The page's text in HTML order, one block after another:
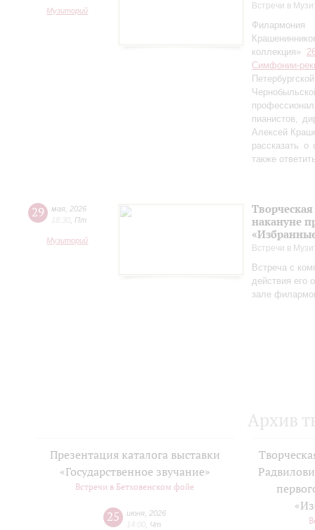
Музиторий Встречи в
коллекция»
Симфонии-
пианистов,
Алексей
рассказать
также
29 мая 2026
18:30
Пт
Музиторий
накануне
Встречи в
Встреча с
действия его
зале
Архив
Презентация каталога выставки
«Государственное звучание»
Встречи в Бетховенском фойе
25 июня 2026
Чт